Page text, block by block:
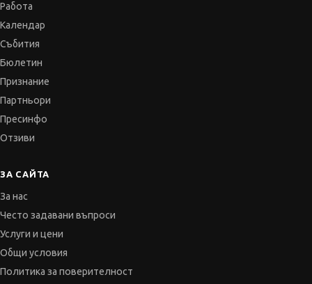
Работа
Календар
Събития
Бюлетин
Признание
Партньори
Пресинфо
Отзиви
ЗА САЙТА
За нас
Често задавани въпроси
Услуги и цени
Общи условия
Политика за поверителност